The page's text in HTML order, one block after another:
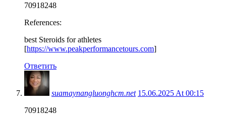
70918248
References:
best Steroids for athletes
[https://www.peakperformancetours.com]
Ответить
suamaynangluonghcm.net 15.06.2025 At 00:15
70918248